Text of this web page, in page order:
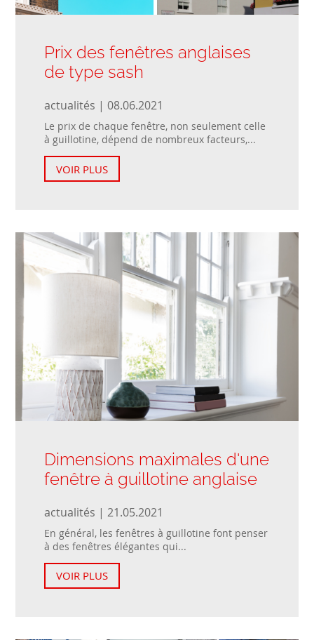
Prix des fenêtres anglaises
de type sash
actualités | 08.06.2021
Le prix de chaque fenêtre, non seulement celle
à guillotine, dépend de nombreux facteurs,...
VOIR PLUS
Dimensions maximales d'une
fenêtre à guillotine anglaise
actualités | 21.05.2021
En général, les fenêtres à guillotine font penser
à des fenêtres élégantes qui...
VOIR PLUS